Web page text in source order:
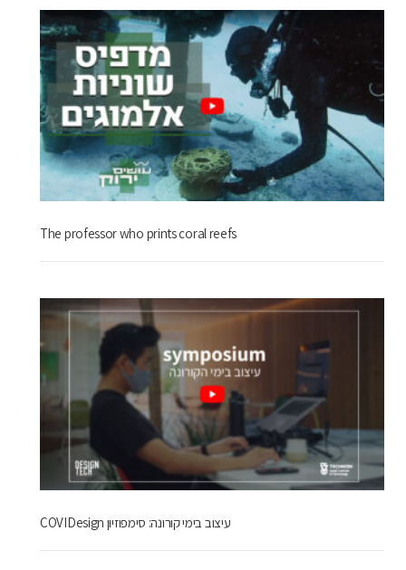
The professor who prints coral reefs
COVIDesign עיצוב בימי קורונה: סימפוזיון